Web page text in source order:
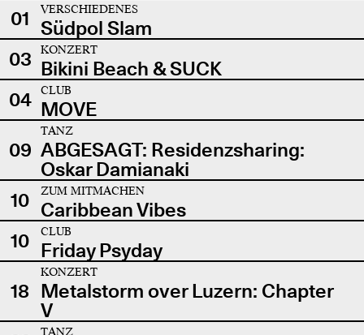
01
VERSCHIEDENES
Südpol Slam
03
KONZERT
Bikini Beach & SUCK
04
CLUB
MOVE
09
TANZ
ABGESAGT: Residenzsharing:
Oskar Damianaki
10
ZUM MITMACHEN
Caribbean Vibes
10
CLUB
Friday Psyday
18
KONZERT
Metalstorm over Luzern: Chapter
V
TANZ